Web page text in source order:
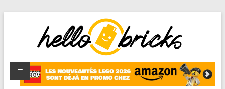
HelloBricks
Blog LEGO,
nouveaut�s